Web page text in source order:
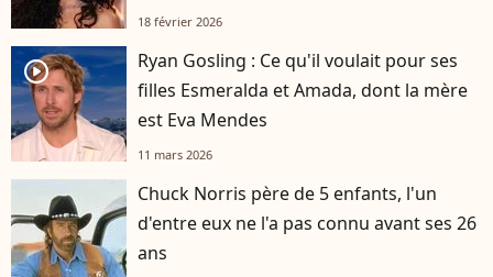
18 février 2026
player2
Ryan Gosling : Ce qu'il voulait pour ses
filles Esmeralda et Amada, dont la mère
est Eva Mendes
11 mars 2026
Chuck Norris père de 5 enfants, l'un
d'entre eux ne l'a pas connu avant ses 26
ans